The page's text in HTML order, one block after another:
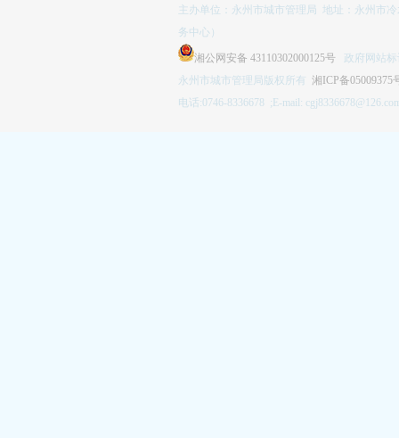
主办单位：永州市城市管理局 地址：永州市
务中心）
湘公网安备 43110302000125号 政府网站标
永州市城市管理局版权所有 湘ICP备05009375
电话:0746-8336678 ;E-mail: